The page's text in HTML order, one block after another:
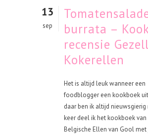
13
sep
burrata –
recensie
Kokerellen
Het is altijd leuk wanneer een
foodblogger een kookboek
daar ben ik altijd nieuwsgierig
keer deel ik het kookboek van
Belgische Ellen van Gool met